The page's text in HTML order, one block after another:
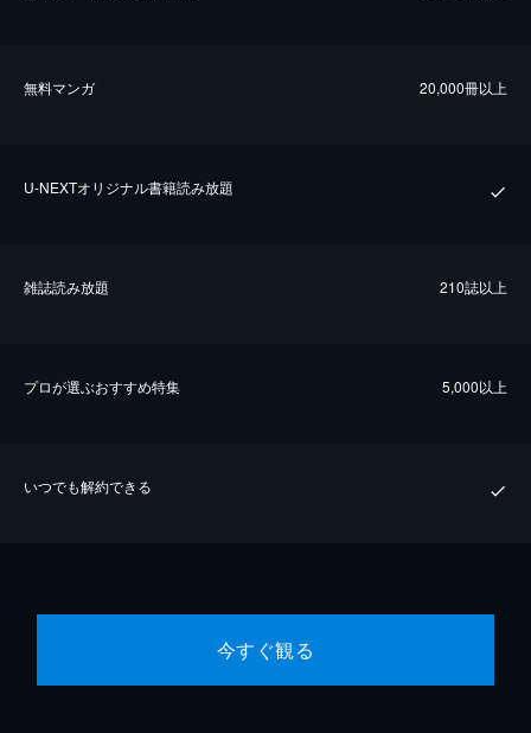
無料マンガ 20,000冊以上
U-NEXTオリジナル書籍読み放題
雑誌読み放題 210誌以上
プロが選ぶおすすめ特集 5,000以上
いつでも解約できる
今すぐ観る